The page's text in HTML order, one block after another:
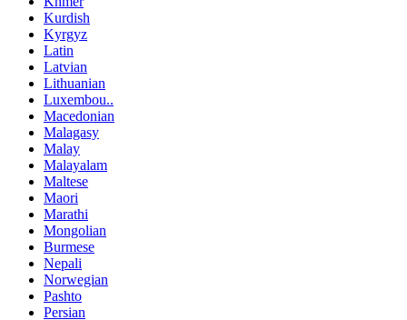
Kurdish
Kyrgyz
Latin
Latvian
Lithuanian
Luxembou..
Macedonian
Malagasy
Malay
Malayalam
Maltese
Maori
Marathi
Mongolian
Burmese
Nepali
Norwegian
Pashto
Persian